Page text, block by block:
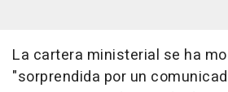
La cartera ministerial se ha
"sorprendida por un